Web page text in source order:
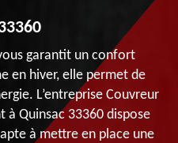
garantit un confort
en hiver, elle permet de
L’entreprise Couvreur
à Quinsac 33360 dispose
à mettre en place une